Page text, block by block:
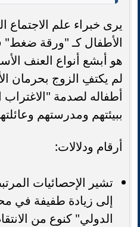
يرى خبراء علم الاجتماع
الأطفال كـ "ورقة ضغط"
هو أبشع أنواع العنف
لم يكتفِ الزوج بحرمان
أطفاله لصدمة
ببيئتهم ومدرستهم
أرقام ودلالات:
تشير الإحصائيات
إلى زيادة طفيفة في
الدولي" كنوع من